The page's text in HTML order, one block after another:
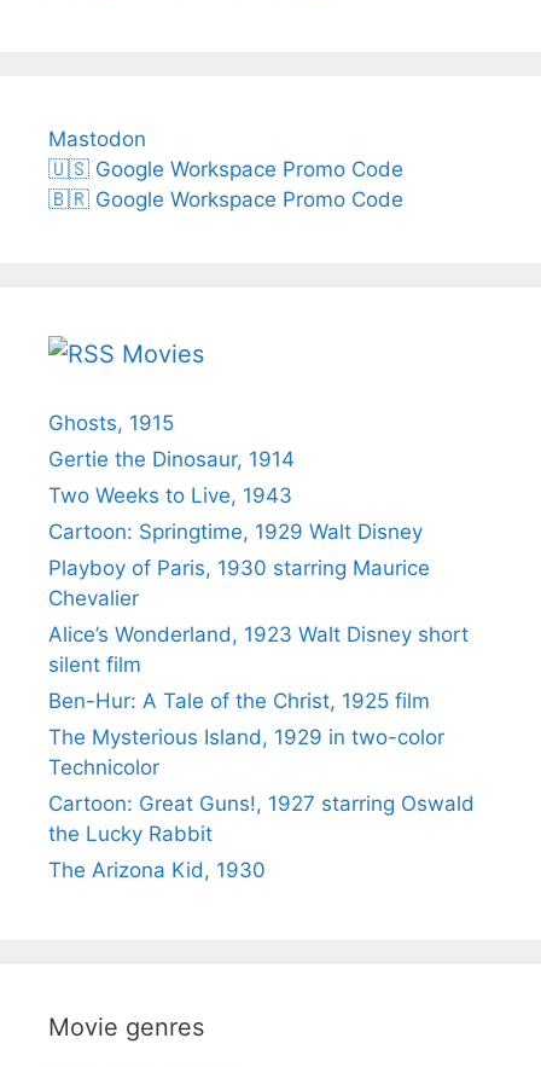
Mastodon
🇺🇸 Google Workspace Promo Code
🇧🇷 Google Workspace Promo Code
Movies
Ghosts, 1915
Gertie the Dinosaur, 1914
Two Weeks to Live, 1943
Cartoon: Springtime, 1929 Walt Disney
Playboy of Paris, 1930 starring Maurice
Chevalier
Alice’s Wonderland, 1923 Walt Disney short
silent film
Ben-Hur: A Tale of the Christ, 1925 film
The Mysterious Island, 1929 in two-color
Technicolor
Cartoon: Great Guns!, 1927 starring Oswald
the Lucky Rabbit
The Arizona Kid, 1930
Movie genres